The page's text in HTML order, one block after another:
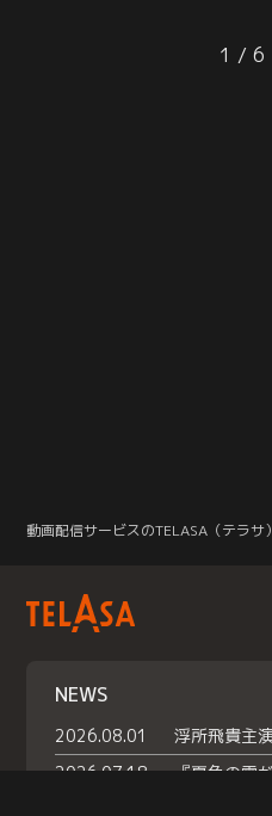
いに乗ろうとするが、試合の最中ソ
アラにとんでもない変化が訪れる！
1
動画配信サービスのTELASA（テラサ）
NEWS
2026.08.01
2026.07.18